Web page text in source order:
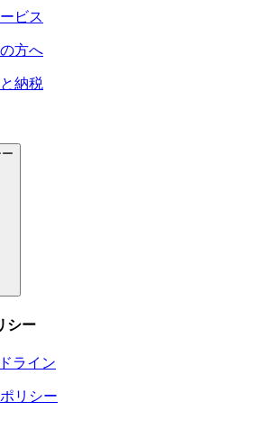
ビス
方へ
納税
シー
ライン
リシー